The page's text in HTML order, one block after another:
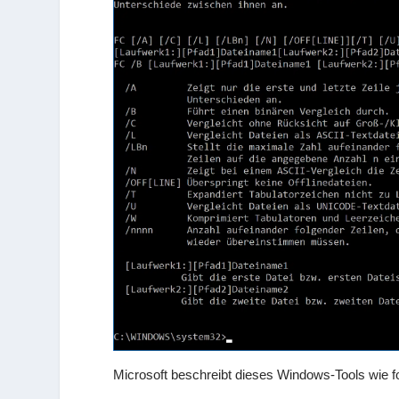
Microsoft beschreibt dieses Windows-Tools wie